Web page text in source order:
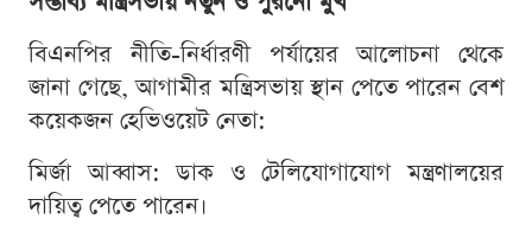
বিএনপির নীতি-নির্ধারণী পর্যায়ের আলোচনা থেকে
জানা গেছে, আগামীর মন্ত্রিসভায় স্থান পেতে পারেন বেশ
কয়েকজন হেভিওয়েট নেতা:
মির্জা আব্বাস: ডাক ও টেলিযোগাযোগ মন্ত্রণালয়ের
দায়িত্ব পেতে পারেন।